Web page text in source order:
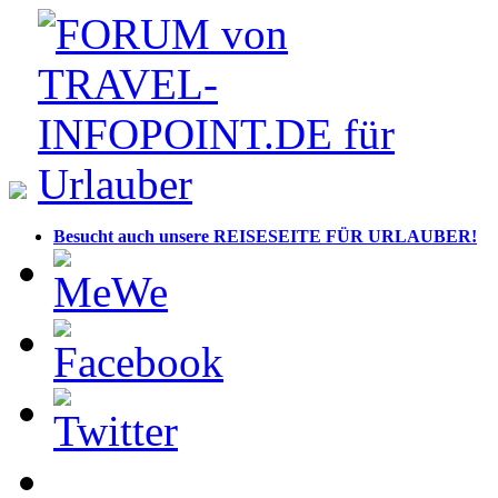
Besucht auch unsere REISESEITE FÜR URLAUBER!